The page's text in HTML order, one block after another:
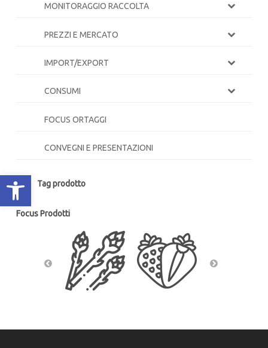
Apri la barra degli strumenti
MONITORAGGIO RACCOLTA
PREZZI E MERCATO
IMPORT/EXPORT
CONSUMI
FOCUS ORTAGGI
CONVEGNI E PRESENTAZIONI
Tag prodotto
Focus Prodotti